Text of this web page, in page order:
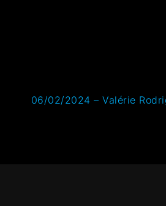
06/02/2024 – Valérie